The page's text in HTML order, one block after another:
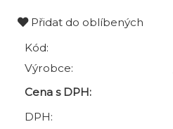
Přidat do oblíbených
Kód:
Výrobce:
Cena s DPH:
DPH: